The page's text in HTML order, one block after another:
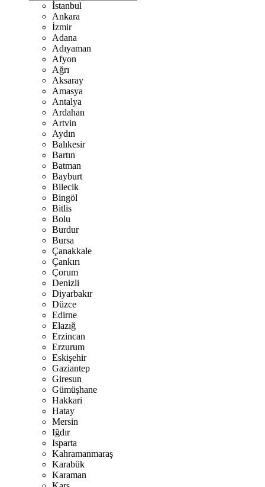
İstanbul
Ankara
İzmir
Adana
Adıyaman
Afyon
Ağrı
Aksaray
Amasya
Antalya
Ardahan
Artvin
Aydın
Balıkesir
Bartın
Batman
Bayburt
Bilecik
Bingöl
Bitlis
Bolu
Burdur
Bursa
Çanakkale
Çankırı
Çorum
Denizli
Diyarbakır
Düzce
Edirne
Elazığ
Erzincan
Erzurum
Eskişehir
Gaziantep
Giresun
Gümüşhane
Hakkari
Hatay
Mersin
Iğdır
Isparta
Kahramanmaraş
Karabük
Karaman